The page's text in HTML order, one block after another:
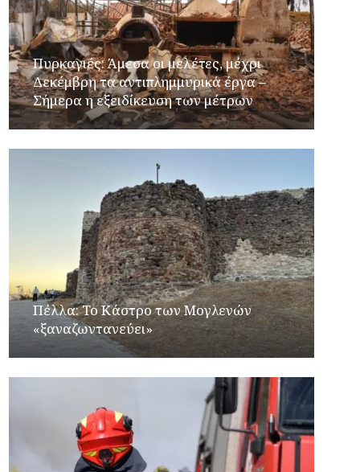
Πυρκαγιές: Άμεσα οι μελέτες, μέχρι
Δεκέμβρη τα αντιπλημμυρικά έργα –
Σήμερα η εξειδίκευση των μέτρων
Πέλλα: Το Κάστρο των Μογλενών
«ξαναζωντανεύει»